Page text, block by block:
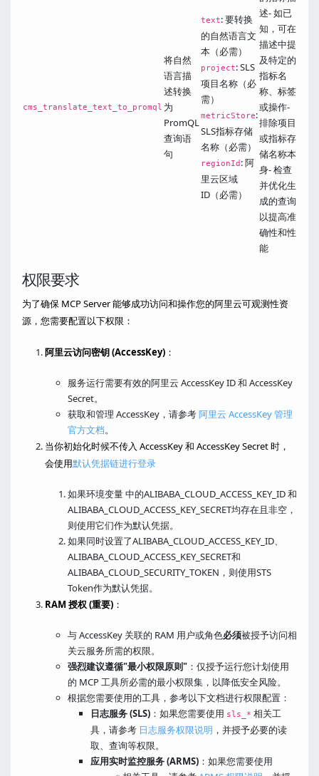
cms_translate_text_to_promql
将自然
语言描
述转换
为
PromQL
查询语
句
text: 要转换
的自然语言文
本（必需）
project: SLS
项目名称（必
需）
metricStore:
SLS指标存储
名称（必需）
regionId : 阿
里云区域
ID（必需）
述- 如已
知，可在
描述中提
及特定的
指标名
称、标签
或操作-
排除项目
或指标存
储名称本
身- 检查
并优化生
成的查询
以提高准
确性和性
能
权限要求
为了确保 MCP Server 能够成功访问和操作您的阿里云可观测性资
源，您需要配置以下权限：
阿里云访问密钥 (AccessKey) ：
服务运行需要有效的阿里云 AccessKey ID 和 AccessKey
Secret。
获取和管理 AccessKey，请参考阿里云 AccessKey 管理
官方文档。
当你初始化时候不传入 AccessKey 和 AccessKey Secret 时，
会使用默认凭据链进行登录
如果环境变量 中的ALIBABA_CLOUD_ACCESS_KEY_ID 和
ALIBABA_CLOUD_ACCESS_KEY_SECRET均存在且非空，
则使用它们作为默认凭据。
如果同时设置了ALIBABA_CLOUD_ACCESS_KEY_ID、
ALIBABA_CLOUD_ACCESS_KEY_SECRET和
ALIBABA_CLOUD_SECURITY_TOKEN，则使用STS
Token作为默认凭据。
RAM 授权 (重要) ：
与 AccessKey 关联的 RAM 用户或角色必须被授予访问相
关云服务所需的权限。
强烈建议遵循"最小权限原则" ：仅授予运行您计划使用
的 MCP 工具所必需的最小权限集，以降低安全风险。
根据您需要使用的工具，参考以下文档进行权限配置：
日志服务 (SLS) ：如果您需要使用 sls_* 相关工
具，请参考 日志服务权限说明 ，并授予必要的读
取、查询等权限。
应用实时监控服务 (ARMS) ：如果您需要使用